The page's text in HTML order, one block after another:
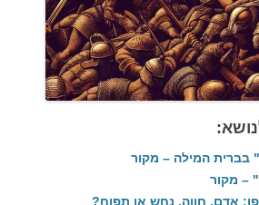
בברית המילה – מקור
– מקור
אדם, חווה, נחש או תפוח?